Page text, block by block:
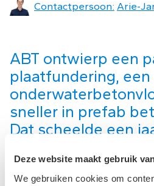
Deze website maakt gebruik
We gebruiken cookies om
Contactpersoon: Arie-
ABT ontwierp een
plaatfundering,
sneller in prefab
Dat scheelde een